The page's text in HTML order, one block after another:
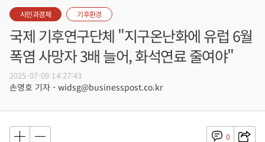
시민과경제 기후환경
국제 기후연구단체 "지구온난화에 유럽 6월
폭염 사망자 3배 늘어, 화석연료 줄여야"
2025-07-09 14:27:43
손영호 기자 - widsg@businesspost.co.kr
0